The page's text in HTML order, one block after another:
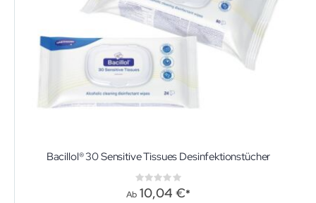
Bacillol® 30 Sensitive Tissues Desinfektionstücher
Rating:
0%
Ab 10,04 €